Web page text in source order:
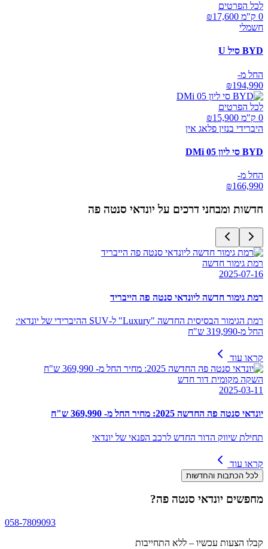
לכל הפרטים
0 ק"מ ₪
17,600
חשמלי
BYD סיל U
החל מ-
₪194,990
לכל הפרטים
0 ק"מ ₪
15,900
היברידי בנזין פלאג אין
BYD סי ליון 05 DMi
החל מ-
₪166,990
חדשות ומבחני דרכים על יונדאי סנטה פה
רמת גימור חדשה
2025-07-16
רמת גימור חדשה ליונדאי סנטה פה הייבריד
רמת הגימור הבסיסית החדשה "Luxury" ל-SUV ההיברידי של יונדאי:
החל מ-319,990 ש"ח
קראו עוד
השקה מקומית דור חדש
2025-03-11
יונדאי סנטה פה החדשה 2025: מחיר החל מ- 369,990 ש"ח
תחילת שיווק הדור החדש לרכב הפנאי של יונדאי
קראו עוד
לכל הכתבות והחדשות
מחפשים יונדאי סנטה פה?
058-7809093
קבלו הצעות עכשיו – ללא התחייבות